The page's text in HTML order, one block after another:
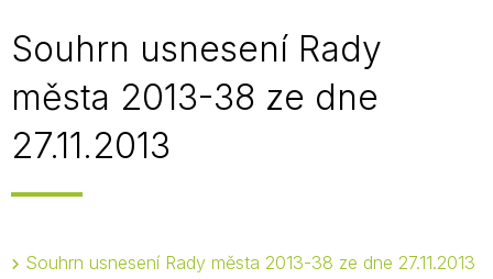
Souhrn usnesení Rady
města 2013-38 ze dne
27.11.2013
Souhrn usnesení Rady města 2013-38 ze dne 27.11.2013